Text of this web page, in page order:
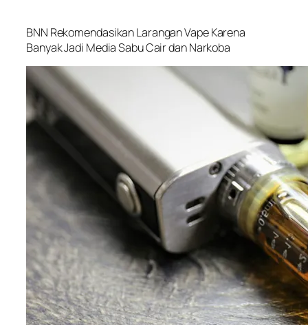
BNN Rekomendasikan Larangan Vape Karena
Banyak Jadi Media Sabu Cair dan Narkoba